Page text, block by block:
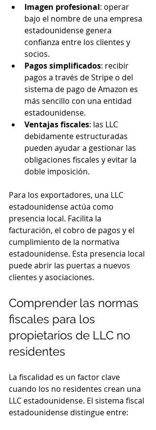
Imagen profesional: operar
bajo el nombre de una empresa
estadounidense genera
confianza entre los clientes y
socios.
Pagos simplificados: recibir
pagos a través de Stripe o del
sistema de pago de Amazon es
más sencillo con una entidad
estadounidense.
Ventajas fiscales: las LLC
debidamente estructuradas
pueden ayudar a gestionar las
obligaciones fiscales y evitar la
doble imposición.
Para los exportadores, una LLC
estadounidense actúa como
presencia local. Facilita la
facturación, el cobro de pagos y el
cumplimiento de la normativa
estadounidense. Esta presencia local
puede abrir las puertas a nuevos
clientes y asociaciones.
Comprender las normas
fiscales para los
propietarios de LLC no
residentes
La fiscalidad es un factor clave
cuando los no residentes crean una
LLC estadounidense. El sistema fiscal
estadounidense distingue entre: